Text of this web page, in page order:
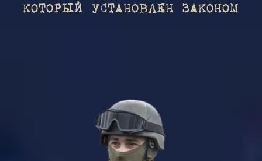
КОТОРЫЙ УСТАНОВЛЕН ЗАКОНОМ